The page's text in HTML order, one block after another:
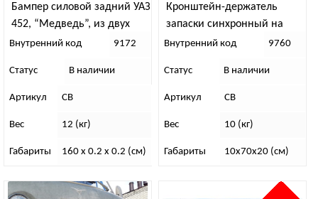
Бампер силовой задний УАЗ
452, “Медведь”, из двух
частей
Внутренний код 9172
Статус В наличии
Артикул СВ
Вес 12 (кг)
Габариты 160 x 0.2 x 0.2 (см)
Кронштейн-держатель
запаски синхронный на
заднюю дверь УАЗ 452
Внутренний код 9760
Статус В наличии
Артикул СВ
Вес 10 (кг)
Габариты 10х70х20 (см)